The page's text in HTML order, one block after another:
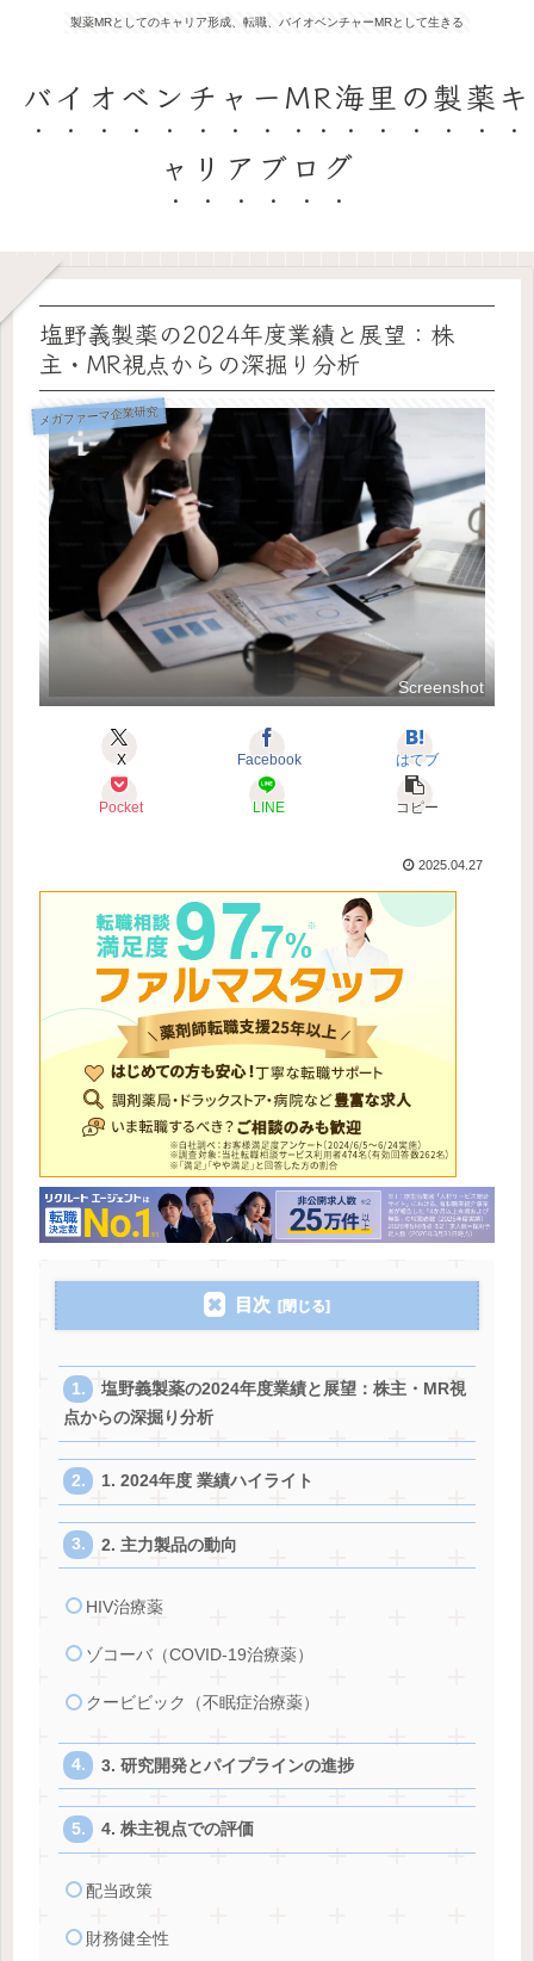
製薬MRとしてのキャリア形成、転職、バイオベンチャーMRとして生きる
バイオベンチャーMR海里の製薬キ
ャリアブログ
塩野義製薬の2024年度業績と展望：株
主・MR視点からの深掘り分析
メガファーマ企業研究
Screenshot
X Facebook はてブ
Pocket LINE コピー
2025.04.27
目次
塩野義製薬の2024年度業績と展望：株主・MR視
点からの深掘り分析
1. 2024年度 業績ハイライト
2. 主力製品の動向
HIV治療薬
ゾコーバ（COVID-19治療薬）
クービビック（不眠症治療薬）
3. 研究開発とパイプラインの進捗
4. 株主視点での評価
配当政策
財務健全性